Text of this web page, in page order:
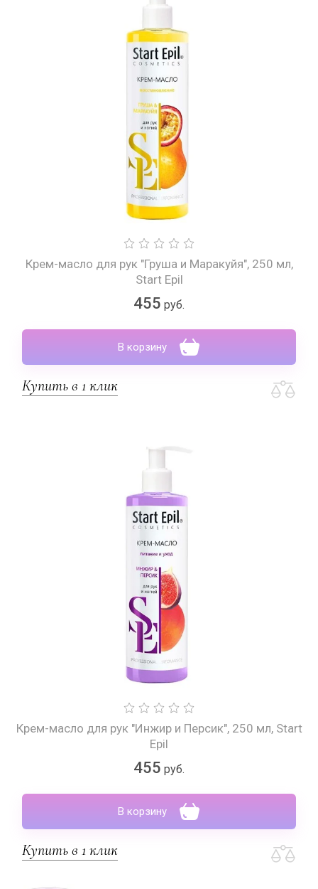
Крем-масло для рук "Груша и Маракуйя", 250 мл,
Start Epil
455 руб.
В корзину
Купить в 1 клик
Крем-масло для рук "Инжир и Персик", 250 мл, Start
Epil
455 руб.
В корзину
Купить в 1 клик